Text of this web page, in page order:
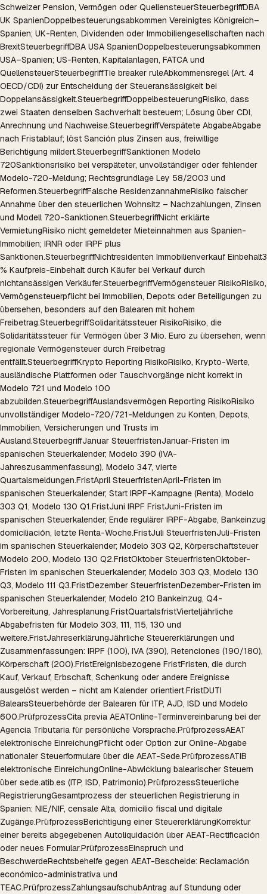
Schweizer Pension, Vermögen oder QuellensteuerSteuerbegriffDBA
UK SpanienDoppelbesteuerungsabkommen Vereinigtes Königreich–
Spanien; UK-Renten, Dividenden oder Immobiliengesellschaften nach
BrexitSteuerbegriffDBA USA SpanienDoppelbesteuerungsabkommen
USA–Spanien; US-Renten, Kapitalanlagen, FATCA und
QuellensteuerSteuerbegriffTie breaker ruleAbkommensregel (Art. 4
OECD/CDI) zur Entscheidung der Steueransässigkeit bei
Doppelansässigkeit.SteuerbegriffDoppelbesteuerungRisiko, dass
zwei Staaten denselben Sachverhalt besteuern; Lösung über CDI,
Anrechnung und Nachweise.SteuerbegriffVerspätete AbgabeAbgabe
nach Fristablauf; löst Sanción plus Zinsen aus, freiwillige
Berichtigung mildert.SteuerbegriffSanktionen Modelo
720Sanktionsrisiko bei verspäteter, unvollständiger oder fehlender
Modelo-720-Meldung; Rechtsgrundlage Ley 58/2003 und
Reformen.SteuerbegriffFalsche ResidenzannahmeRisiko falscher
Annahme über den steuerlichen Wohnsitz – Nachzahlungen, Zinsen
und Modell 720-Sanktionen.SteuerbegriffNicht erklärte
VermietungRisiko nicht gemeldeter Mieteinnahmen aus Spanien-
Immobilien; IRNR oder IRPF plus
Sanktionen.SteuerbegriffNichtresidenten Immobilienverkauf Einbehalt3
% Kaufpreis-Einbehalt durch Käufer bei Verkauf durch
nichtansässigen Verkäufer.SteuerbegriffVermögensteuer RisikoRisiko,
Vermögensteuerpflicht bei Immobilien, Depots oder Beteiligungen zu
übersehen, besonders auf den Balearen mit hohem
Freibetrag.SteuerbegriffSolidaritätssteuer RisikoRisiko, die
Solidaritätssteuer für Vermögen über 3 Mio. Euro zu übersehen, wenn
regionale Vermögensteuer durch Freibetrag
entfällt.SteuerbegriffKrypto Reporting RisikoRisiko, Krypto-Werte,
ausländische Plattformen oder Tauschvorgänge nicht korrekt in
Modelo 721 und Modelo 100
abzubilden.SteuerbegriffAuslandsvermögen Reporting RisikoRisiko
unvollständiger Modelo-720/721-Meldungen zu Konten, Depots,
Immobilien, Versicherungen und Trusts im
Ausland.SteuerbegriffJanuar SteuerfristenJanuar-Fristen im
spanischen Steuerkalender; Modelo 390 (IVA-
Jahreszusammenfassung), Modelo 347, vierte
Quartalsmeldungen.FristApril SteuerfristenApril-Fristen im
spanischen Steuerkalender; Start IRPF-Kampagne (Renta), Modelo
303 Q1, Modelo 130 Q1.FristJuni IRPF FristJuni-Fristen im
spanischen Steuerkalender; Ende regulärer IRPF-Abgabe, Bankeinzug
domiciliación, letzte Renta-Woche.FristJuli SteuerfristenJuli-Fristen
im spanischen Steuerkalender; Modelo 303 Q2, Körperschaftsteuer
Modelo 200, Modelo 130 Q2.FristOktober SteuerfristenOktober-
Fristen im spanischen Steuerkalender; Modelo 303 Q3, Modelo 130
Q3, Modelo 111 Q3.FristDezember SteuerfristenDezember-Fristen im
spanischen Steuerkalender; Modelo 210 Bankeinzug, Q4-
Vorbereitung, Jahresplanung.FristQuartalsfristVierteljährliche
Abgabefristen für Modelo 303, 111, 115, 130 und
weitere.FristJahreserklärungJährliche Steuererklärungen und
Zusammenfassungen: IRPF (100), IVA (390), Retenciones (190/180),
Körperschaft (200).FristEreignisbezogene FristFristen, die durch
Kauf, Verkauf, Erbschaft, Schenkung oder andere Ereignisse
ausgelöst werden – nicht am Kalender orientiert.FristDUTI
BalearsSteuerbehörde der Balearen für ITP, AJD, ISD und Modelo
600.PrüfprozessCita previa AEATOnline-Terminvereinbarung bei der
Agencia Tributaria für persönliche Vorsprache.PrüfprozessAEAT
elektronische EinreichungPflicht oder Option zur Online-Abgabe
nationaler Steuerformulare über die AEAT-Sede.PrüfprozessATIB
elektronische EinreichungOnline-Abwicklung balearischer Steuern
über sede.atib.es (ITP, ISD, Patrimonio).PrüfprozessSteuerliche
RegistrierungGesamtprozess der steuerlichen Registrierung in
Spanien: NIE/NIF, censale Alta, domicilio fiscal und digitale
Zugänge.PrüfprozessBerichtigung einer SteuererklärungKorrektur
einer bereits abgegebenen Autoliquidación über AEAT-Rectificación
oder neues Formular.PrüfprozessEinspruch und
BeschwerdeRechtsbehelfe gegen AEAT-Bescheide: Reclamación
económico-administrativa und
TEAC.PrüfprozessZahlungsaufschubAntrag auf Stundung oder